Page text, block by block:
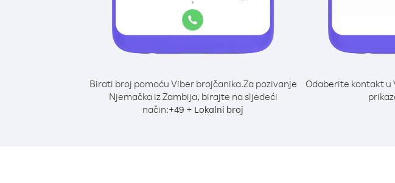
Birati broj pomoću Viber brojčanika.Za pozivanje
Njemačka iz Zambija, birajte na sljedeći
način:+49 + Lokalni broj
Odaberite kontakt u